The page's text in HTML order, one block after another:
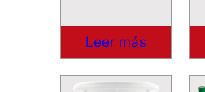
Leer más